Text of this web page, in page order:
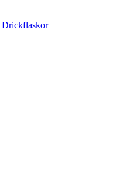
Drickflaskor